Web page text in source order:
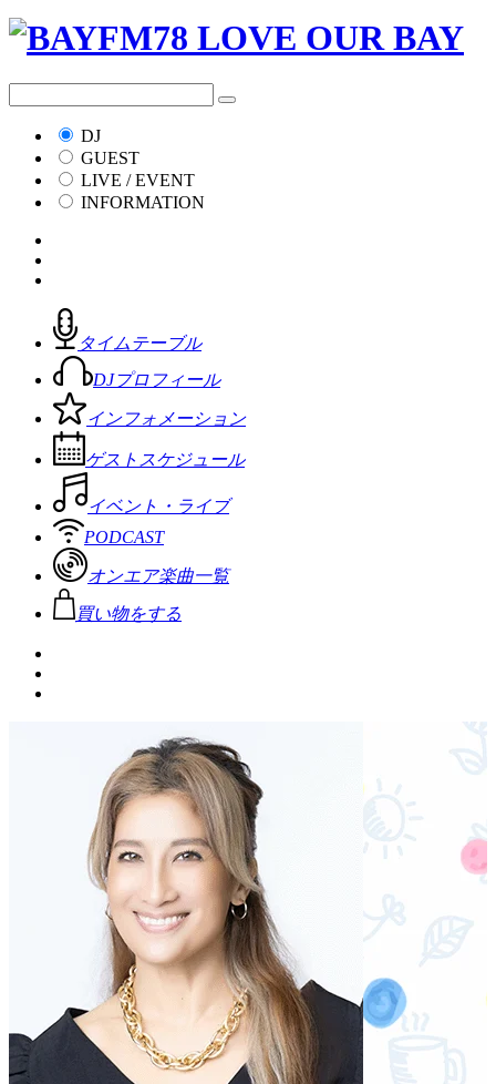
DJ
GUEST
LIVE / EVENT
INFORMATION
タイムテーブル
DJプロフィール
インフォメーション
ゲストスケジュール
イベント・ライブ
PODCAST
オンエア楽曲一覧
買い物をする